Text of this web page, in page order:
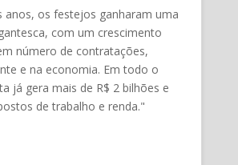
anos, os festejos ganharam uma
com um crescimento
número de contratações,
e na economia. Em todo o
já gera mais de R$ 2 bilhões e
postos de trabalho e renda."